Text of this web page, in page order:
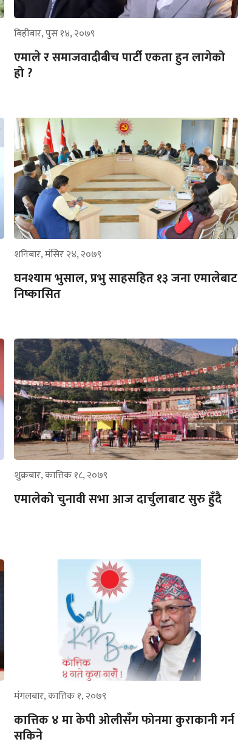
बिहीबार, पुस १४, २०७९
एमाले र समाजवादीबीच पार्टी एकता हुन लागेको
हो ?
शनिबार, मंसिर २४, २०७९
घनश्याम भुसाल, प्रभु साहसहित १३ जना एमालेबाट
निष्कासित
शुक्रबार, कात्तिक १८, २०७९
एमालेको चुनावी सभा आज दार्चुलाबाट सुरु हुँदै
मंगलबार, कात्तिक १, २०७९
कात्तिक ४ मा केपी ओलीसँग फोनमा कुराकानी गर्न
सकिने